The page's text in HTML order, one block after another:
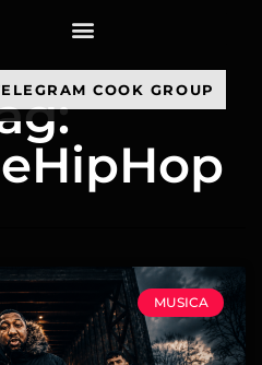
COOK GROUP
MUSICA